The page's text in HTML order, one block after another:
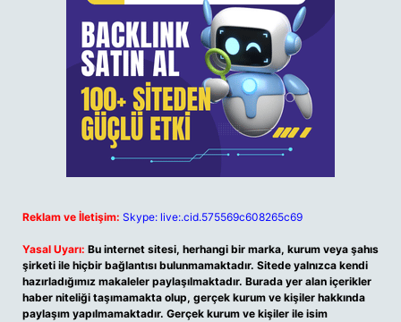
Reklam ve İletişim: Skype: live:.cid.575569c608265c69
Yasal Uyarı: Bu internet sitesi, herhangi bir marka, kurum veya şahıs
şirketi ile hiçbir bağlantısı bulunmamaktadır. Sitede yalnızca kendi
hazırladığımız makaleler paylaşılmaktadır. Burada yer alan içerikler
haber niteliği taşımamakta olup, gerçek kurum ve kişiler hakkında
paylaşım yapılmamaktadır. Gerçek kurum ve kişiler ile isim